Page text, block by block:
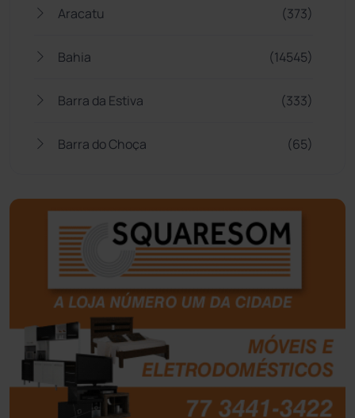
Aracatu (373)
Bahia (14545)
Barra da Estiva (333)
Barra do Choça (65)
Bom Jesus da Lapa (505)
Boquira (152)
Botuporã
Brasil (7679)
Brumado (31955)